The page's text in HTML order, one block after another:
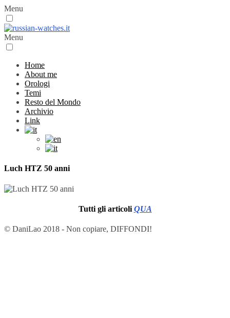
Menu
Menu
Home
About me
Orologi
Temi
Resto del Mondo
Archivio
Link
Luch HTZ 50 anni
Tutti gli articoli QUA
© DaniLao 2018 - Non copiare, DIFFONDI!